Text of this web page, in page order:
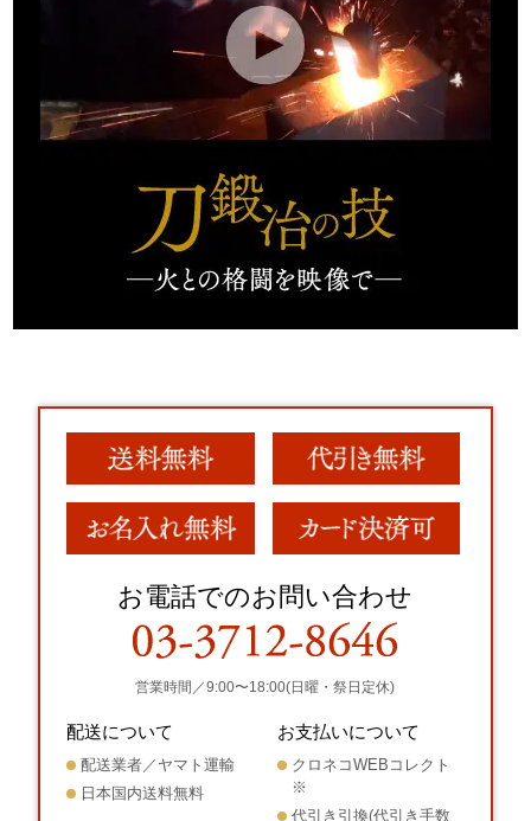
お電話でのお問い合わせ
営業時間／9:00〜18:00(日曜・祭日定休)
配送について
配送業者／ヤマト運輸
日本国内送料無料
お支払いについて
クロネコWEBコレクト
※
代引き引換(代引き手数